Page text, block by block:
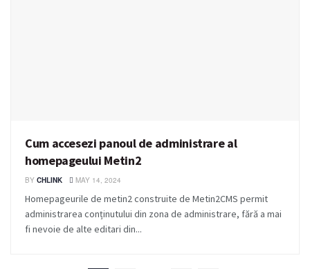
Cum accesezi panoul de administrare al
homepageului Metin2
BY CHLINK MAY 14, 2024
Homepageurile de metin2 construite de Metin2CMS permit
administrarea conținutului din zona de administrare, fără a mai
fi nevoie de alte editari din...